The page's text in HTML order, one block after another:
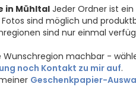
in Mühltal Jeder Ordner ist
sind möglich und
sind nur einmal
machbar -
noch Kontakt zu mir auf.
Geschenkpapier-